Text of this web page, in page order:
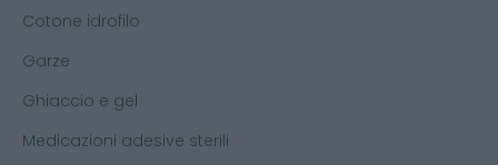
Cotone idrofilo
Garze
Ghiaccio e gel
Medicazioni adesive sterili